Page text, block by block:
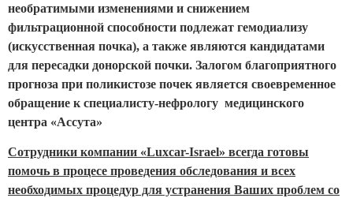
необратимыми изменениями и снижением
фильтрационной способности подлежат гемодиализу
(искусственная почка), а также являются кандидатами
для пересадки донорской почки. Залогом благоприятного
прогноза при поликистозе почек является своевременное
обращение к специалисту-нефрологу медицинского
центра «Ассута»
Сотрудники компании «Luxcar-Israel» всегда готовы
помочь в процесе проведения обследования и всех
необходимых процедур для устранения Ваших проблем со